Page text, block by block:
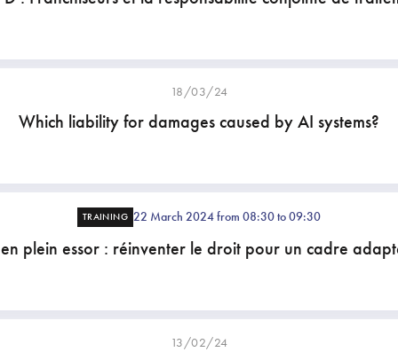
18/03/24
Which liability for damages caused by AI systems?
TRAINING 22 March 2024 from 08:30 to 09:30
plein essor : réinventer le droit pour un cadre
13/02/24